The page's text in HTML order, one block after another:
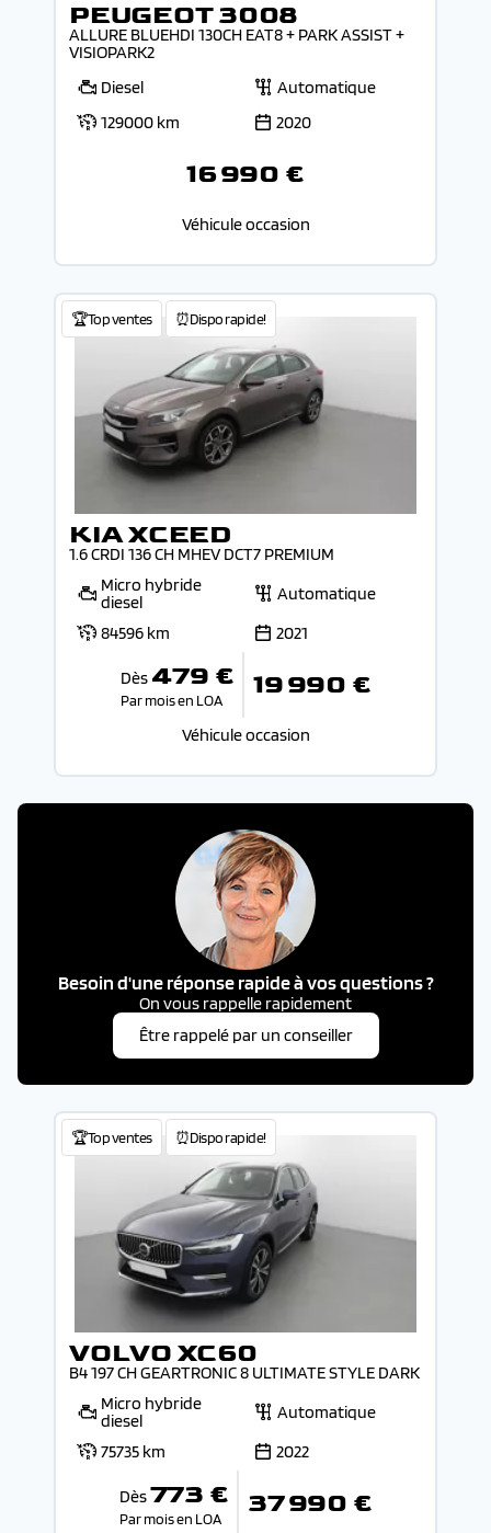
PEUGEOT 3008
ALLURE BLUEHDI 130CH EAT8 + PARK ASSIST +
VISIOPARK2
Diesel
Automatique
129000 km
2020
16 990 €
Véhicule occasion
🏆Top ventes ⏰Dispo rapide!
KIA XCEED
1.6 CRDI 136 CH MHEV DCT7 PREMIUM
Micro hybride
diesel
Automatique
84596 km
2021
Dès 479 €
Par mois en LOA 19 990 €
Véhicule occasion
Besoin d'une réponse rapide à vos questions ?
On vous rappelle rapidement
Être rappelé par un conseiller
🏆Top ventes ⏰Dispo rapide!
VOLVO XC60
B4 197 CH GEARTRONIC 8 ULTIMATE STYLE DARK
Micro hybride
diesel
Automatique
75735 km
2022
Dès773 €
Par mois en LOA 37 990 €